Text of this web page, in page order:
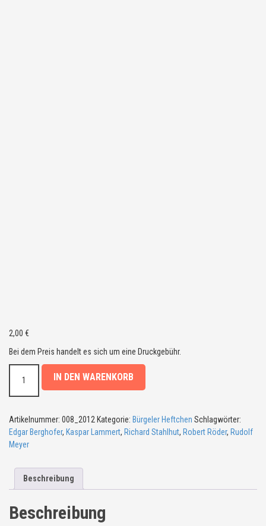
2,00 €
Bei dem Preis handelt es sich um eine Druckgebühr.
r
e
l
e
t
c
IN DEN WARENKORB
Artikelnummer: 008_2012 Kategorie: Bürgeler Heftchen Schlagwörter:
Edgar Berghofer, Kaspar Lammert, Richard Stahlhut, Robert Röder, Rudolf
Meyer
Beschreibung
Beschreibung